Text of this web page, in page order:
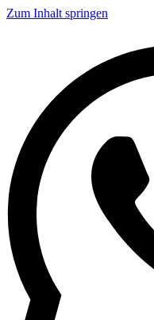
Zum Inhalt springen